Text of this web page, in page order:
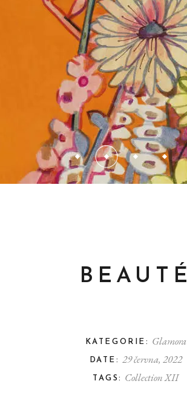
BEAUTÉ
KATEGORIE: Glamora
DATE: 29 června, 2022
TAGS: Collection XII